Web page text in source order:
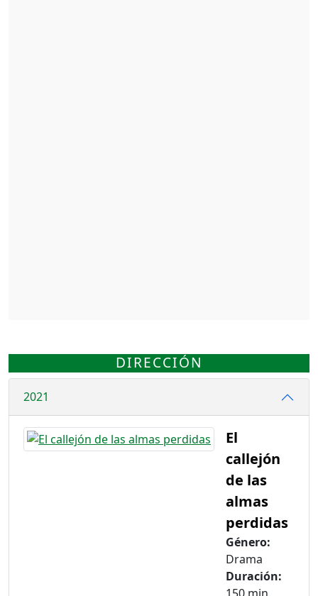
DIRECCIÓN
2021
El
callejón
de las
almas
perdidas
Género:
Drama
Duración:
150 min.